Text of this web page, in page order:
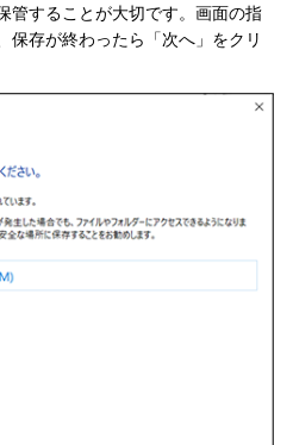
管することが大切です。画面の指
保存が終わったら「次へ」をクリ